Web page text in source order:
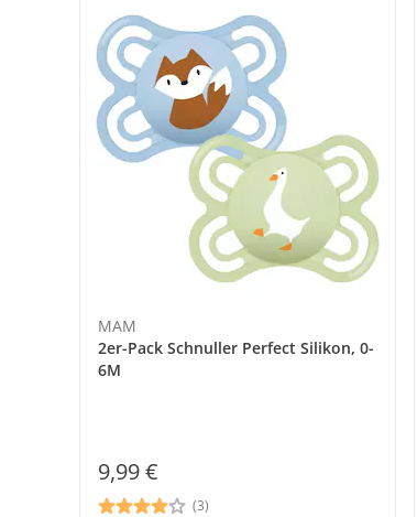
MAM
2er-Pack Schnuller Perfect Silikon, 0-
6M
9,99 €
(3)